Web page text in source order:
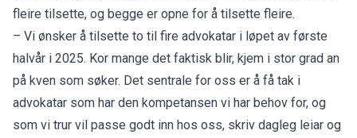
fleire tilsette, og begge er opne for å tilsette fleire.
– Vi ønsker å tilsette to til fire advokatar i løpet av første
halvår i 2025. Kor mange det faktisk blir, kjem i stor grad an
på kven som søker. Det sentrale for oss er å få tak i
advokatar som har den kompetansen vi har behov for, og
som vi trur vil passe godt inn hos oss, skriv dagleg leiar og